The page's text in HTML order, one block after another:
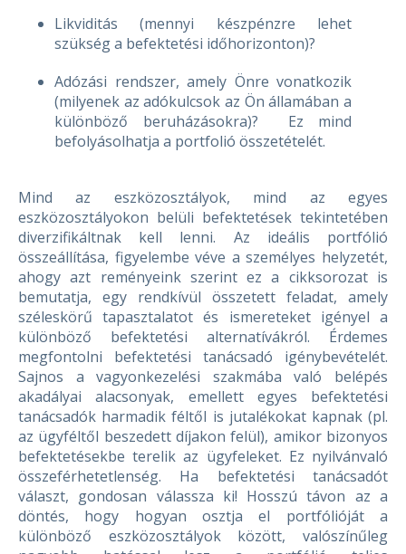
Likviditás (mennyi készpénzre lehet
szükség a befektetési időhorizonton)?
Adózási rendszer, amely Önre vonatkozik
(milyenek az adókulcsok az Ön államában a
különböző beruházásokra)? Ez mind
befolyásolhatja a portfolió összetételét.
Mind az eszközosztályok, mind az egyes
eszközosztályokon belüli befektetések tekintetében
diverzifikáltnak kell lenni.
Az ideális portfólió
összeállítása, figyelembe véve a személyes helyzetét,
ahogy azt reményeink szerint ez a cikksorozat is
bemutatja, egy rendkívül összetett feladat, amely
széleskörű tapasztalatot és ismereteket igényel a
különböző befektetési alternatívákról. Érdemes
megfontolni befektetési tanácsadó igénybevételét.
Sajnos a vagyonkezelési szakmába való belépés
akadályai alacsonyak, emellett egyes befektetési
tanácsadók harmadik féltől is jutalékokat kapnak (pl.
az ügyféltől beszedett díjakon felül), amikor bizonyos
befektetésekbe terelik az ügyfeleket. Ez nyilvánvaló
összeférhetetlenség. Ha befektetési tanácsadót
választ, gondosan válassza ki! Hosszú távon az a
döntés, hogy hogyan osztja el portfólióját a
különböző eszközosztályok között, valószínűleg